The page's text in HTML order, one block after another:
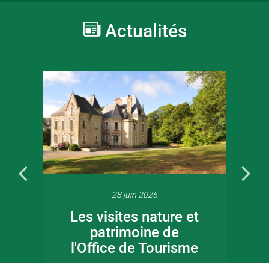
Actualités
28 juin 2026
Les visites nature et
patrimoine de
l'Office de Tourisme